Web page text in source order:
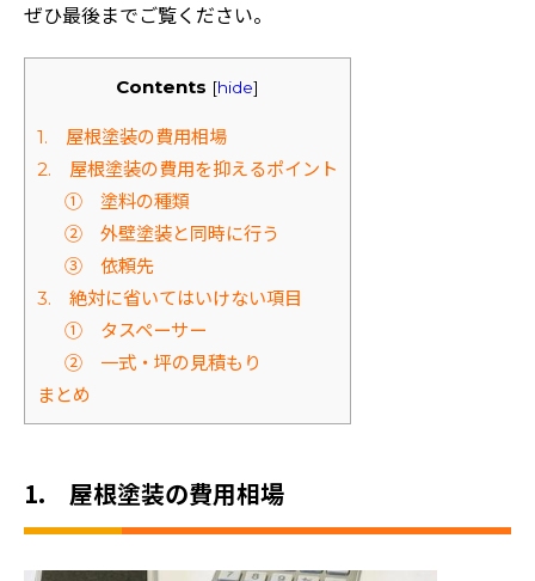
ぜひ最後までご覧ください。
Contents [hide]
1. 屋根塗装の費用相場
2. 屋根塗装の費用を抑えるポイント
① 塗料の種類
② 外壁塗装と同時に行う
③ 依頼先
3. 絶対に省いてはいけない項目
① タスペーサー
② 一式・坪の見積もり
まとめ
1. 屋根塗装の費用相場